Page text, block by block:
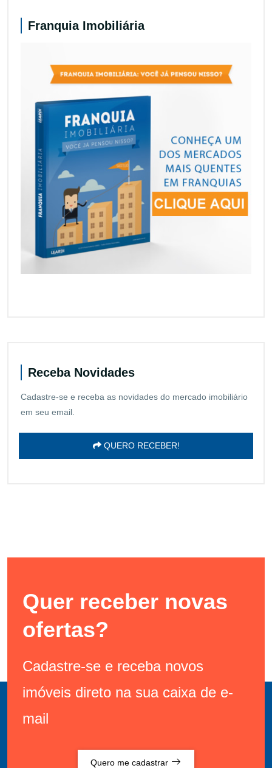
Franquia Imobiliária
Receba Novidades
Cadastre-se e receba as novidades do mercado imobiliário
em seu email.
QUERO RECEBER!
Quer receber novas
ofertas?
Cadastre-se e receba novos
imóveis direto na sua caixa de e-
mail
Quero me cadastrar